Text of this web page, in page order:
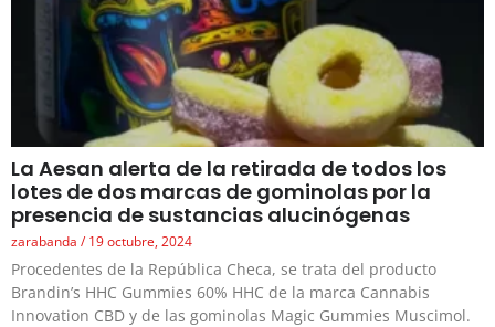
La Aesan alerta de la retirada de todos los
lotes de dos marcas de gominolas por la
presencia de sustancias alucinógenas
zarabanda 19 octubre, 2024
Procedentes de la República Checa, se trata del producto
Brandin’s HHC Gummies 60% HHC de la marca Cannabis
Innovation CBD y de las gominolas Magic Gummies Muscimol.